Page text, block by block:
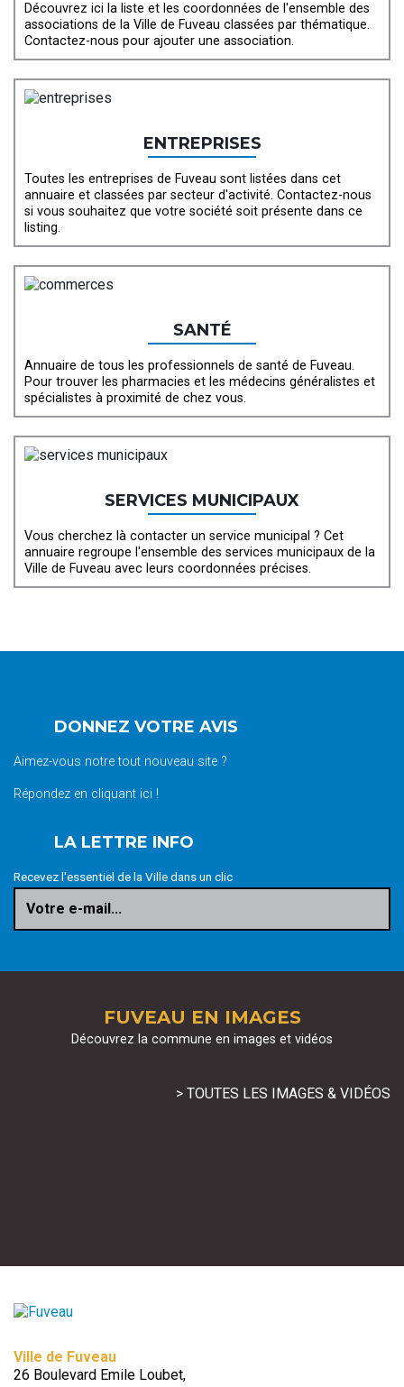
Découvrez ici la liste et les coordonnées de l'ensemble des
associations de la Ville de Fuveau classées par thématique.
Contactez-nous pour ajouter une association.
ENTREPRISES
Toutes les entreprises de Fuveau sont listées dans cet
annuaire et classées par secteur d'activité. Contactez-nous
si vous souhaitez que votre société soit présente dans ce
listing.
SANTÉ
Annuaire de tous les professionnels de santé de Fuveau.
Pour trouver les pharmacies et les médecins généralistes et
spécialistes à proximité de chez vous.
SERVICES MUNICIPAUX
Vous cherchez là contacter un service municipal ? Cet
annuaire regroupe l'ensemble des services municipaux de la
Ville de Fuveau avec leurs coordonnées précises.
DONNEZ VOTRE AVIS
Aimez-vous notre tout nouveau site ?
Répondez en cliquant ici !
LA LETTRE INFO
Recevez l'essentiel de la Ville dans un clic
Votre e-mail...
FUVEAU EN IMAGES
Découvrez la commune en images et vidéos
> TOUTES LES IMAGES & VIDÉOS
Ville de Fuveau
26 Boulevard Emile Loubet,